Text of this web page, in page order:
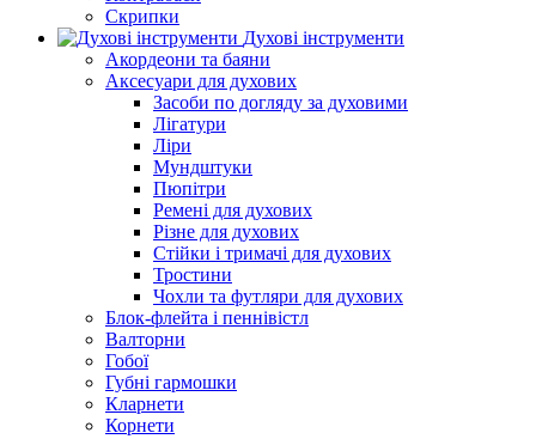
Скрипки
Духові інструменти
Акордеони та баяни
Аксесуари для духових
Засоби по догляду за духовими
Лігатури
Ліри
Мундштуки
Пюпітри
Ремені для духових
Різне для духових
Стійки і тримачі для духових
Тростини
Чохли та футляри для духових
Блок-флейта і пеннівістл
Валторни
Гобої
Губні гармошки
Кларнети
Корнети